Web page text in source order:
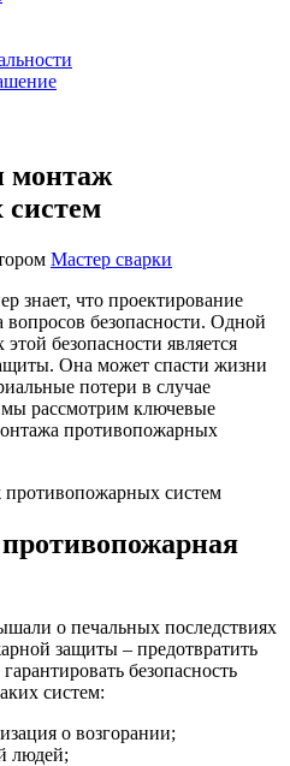
монтаж
Мастер сварки
знает, что проектирование
вопросов безопасности. Одной
безопасности является
Она может спасти жизни
потери в случае
мы рассмотрим ключевые
противопожарных
о печальных последствиях
защиты – предотвратить
безопасность
систем:
о возгорании;
людей;